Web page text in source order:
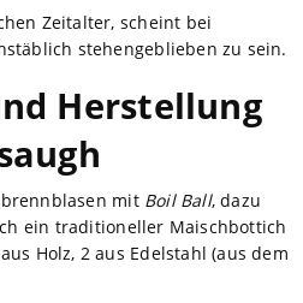
Zeitalter, scheint bei
stehengeblieben zu sein.
Herstellung
mit Boil Ball, dazu
ein traditioneller Maischbottich
Holz, 2 aus Edelstahl (aus dem